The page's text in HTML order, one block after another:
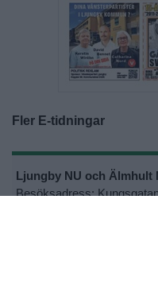
Fler E-tidningar
Ljungby NU och Älmhult
Besöksadress: